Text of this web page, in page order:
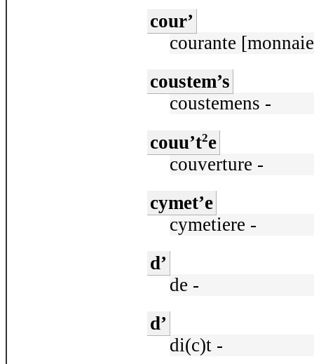
cour’
courante
coustem’s
coustemens -
couu’t2e
couverture -
cymet’e
cymetiere -
d’
de -
d’
di(c)t -